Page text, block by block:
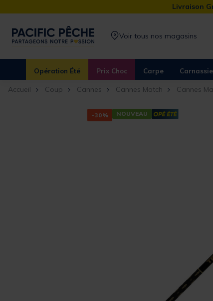
Livraison
Voir tous nos magasins
Opération Été Prix Choc Carpe
Accueil Coup Cannes Cannes Match Cannes
-30% NOUVEAU